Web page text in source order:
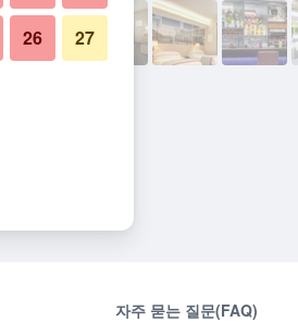
자주 묻는 질문(FAQ)
26 27